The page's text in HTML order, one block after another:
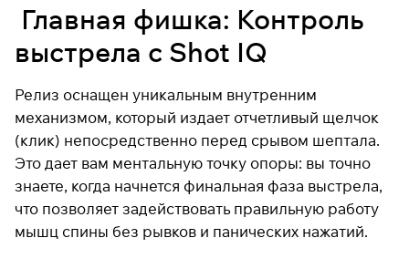
Главная фишка: Контроль
выстрела с Shot IQ
Релиз оснащен уникальным внутренним
механизмом, который издает отчетливый щелчок
(клик) непосредственно перед срывом шептала.
Это дает вам ментальную точку опоры: вы точно
знаете, когда начнется финальная фаза выстрела,
что позволяет задействовать правильную работу
мышц спины без рывков и панических нажатий.
раз в 2 недели